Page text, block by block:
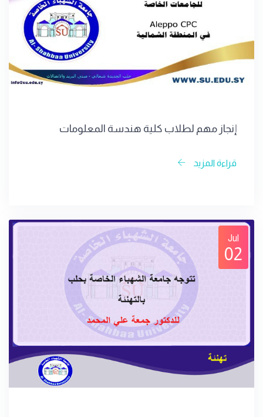
إنجاز مهم لطلاب كلية هندسة المعلومات
قراءة المزيد
Jul
02